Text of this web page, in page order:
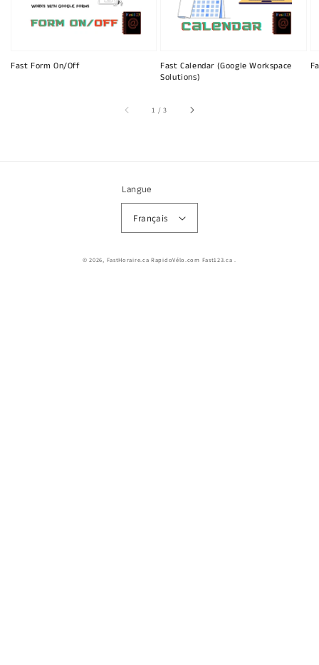
Fast Form On/Off
Fast Calendar (Google Workspace
Solutions)
1 /sur
3
Langue
Français
© 2026, FastHoraire.ca RapidoVélo.com Fast123.ca .